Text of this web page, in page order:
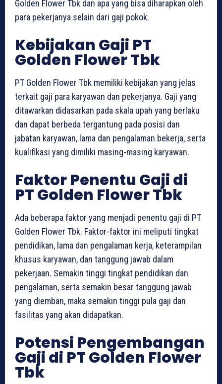
Golden Flower Tbk dan apa yang bisa diharapkan oleh
para pekerjanya selain dari gaji pokok.
Kebijakan Gaji PT
Golden Flower Tbk
PT Golden Flower Tbk memiliki kebijakan yang jelas
terkait gaji para karyawan dan pekerjanya. Gaji yang
ditawarkan didasarkan pada skala upah yang berlaku
dan dapat berbeda tergantung pada posisi dan
jabatan karyawan, lama dan pengalaman bekerja, serta
kualifikasi yang dimiliki masing-masing karyawan.
Faktor Penentu Gaji di
PT Golden Flower Tbk
Ada beberapa faktor yang menjadi penentu gaji di PT
Golden Flower Tbk. Faktor-faktor ini meliputi tingkat
pendidikan, lama dan pengalaman kerja, keterampilan
khusus karyawan, dan tanggung jawab dalam
pekerjaan. Semakin tinggi tingkat pendidikan dan
pengalaman, serta semakin besar tanggung jawab
yang diemban, maka semakin tinggi pula gaji dan
fasilitas yang akan didapatkan.
Potensi Pengembangan
Gaji di PT Golden Flower
Tbk